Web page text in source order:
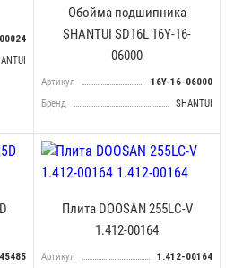
Обойма подшипника
SHANTUI SD16L 16Y-16-
06000
Артикул
16Y-16-06000
Бренд
SHANTUI
Плита DOOSAN 255LC-V
1.412-00164
Артикул
1.412-00164